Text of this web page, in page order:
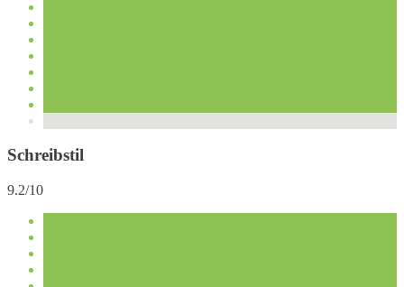
Schreibstil
9.2/10